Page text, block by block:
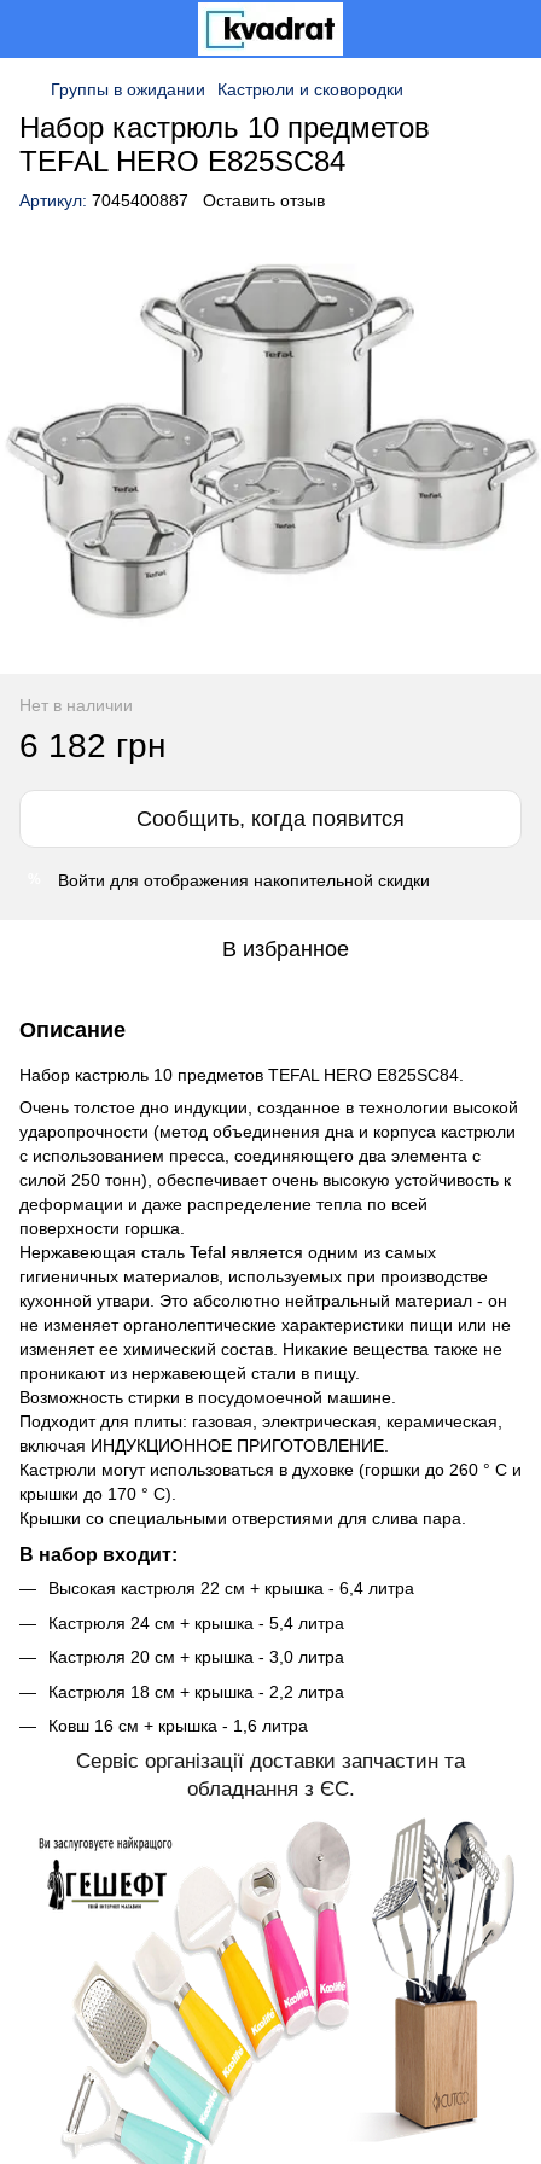
Группы в ожидании Кастрюли и сковородки
Набор кастрюль 10 предметов
TEFAL HERO E825SC84
Артикул: 7045400887 Оставить отзыв
Нет в наличии
6 182 грн
Сообщить, когда появится
Войти для отображения накопительной скидки
В избранное
Описание
Набор кастрюль 10 предметов TEFAL HERO E825SC84.
Очень толстое дно индукции, созданное в технологии высокой
ударопрочности (метод объединения дна и корпуса кастрюли
с использованием пресса, соединяющего два элемента с
силой 250 тонн), обеспечивает очень высокую устойчивость к
деформации и даже распределение тепла по всей
поверхности горшка.
Нержавеющая сталь Tefal является одним из самых
гигиеничных материалов, используемых при производстве
кухонной утвари. Это абсолютно нейтральный материал - он
не изменяет органолептические характеристики пищи или не
изменяет ее химический состав. Никакие вещества также не
проникают из нержавеющей стали в пищу.
Возможность стирки в посудомоечной машине.
Подходит для плиты: газовая, электрическая, керамическая,
включая ИНДУКЦИОННОЕ ПРИГОТОВЛЕНИЕ.
Кастрюли могут использоваться в духовке (горшки до 260 ° C и
крышки до 170 ° C).
Крышки со специальными отверстиями для слива пара.
В набор входит:
Высокая кастрюля 22 см + крышка - 6,4 литра
Кастрюля 24 см + крышка - 5,4 литра
Кастрюля 20 см + крышка - 3,0 литра
Кастрюля 18 см + крышка - 2,2 литра
Ковш 16 см + крышка - 1,6 литра
Сервіс організації доставки запчастин та
обладнання з ЄС.